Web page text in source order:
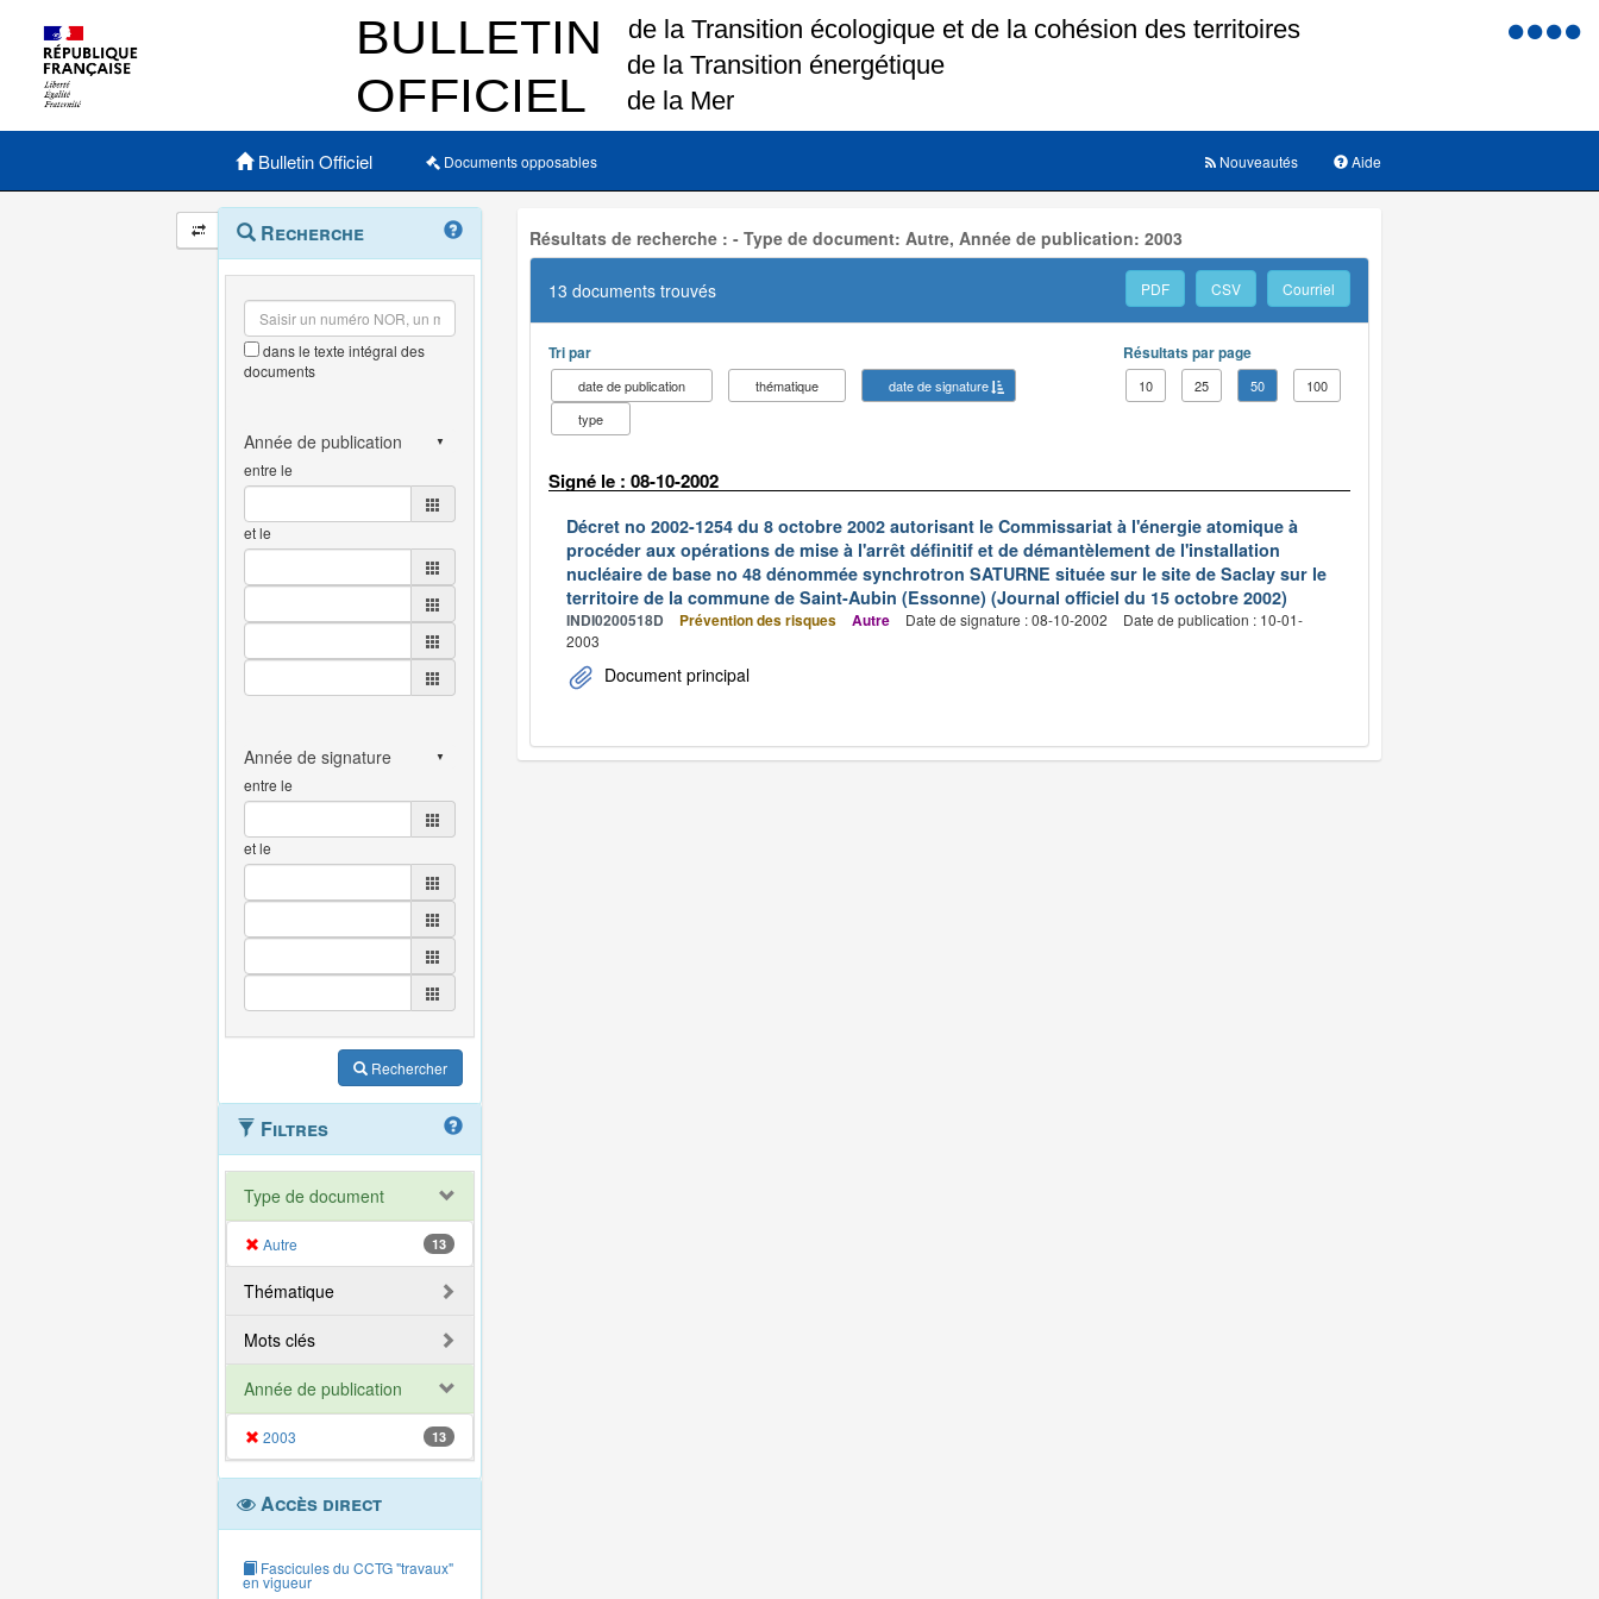
Menu
Menu principal
Bulletin Officiel Documents opposables Aide
Nouveautés
Navigation
et
outils
annexes
Menu
contextuel
Recherche
dans le texte intégral des
documents
entre le
et le
entre le
et le
Rechercher
Filtres
Type de document
Autre 13
Thématique
Mots clés
Année de publication
2003 13
Accès direct
Fascicules du CCTG "travaux"
en vigueur
Résultats de recherche : - Type de document: Autre, Année de publication: 2003
13 documents trouvés PDF CSV Courriel
Tri par
date de publication thématique
date de signature
type
Résultats par page
10 25 50 100
Signé le : 08-10-2002
Décret no 2002-1254 du 8 octobre 2002 autorisant le Commissariat à l'énergie atomique à
procéder aux opérations de mise à l'arrêt définitif et de démantèlement de l'installation
nucléaire de base no 48 dénommée synchrotron SATURNE située sur le site de Saclay sur le
territoire de la commune de Saint-Aubin (Essonne) (Journal officiel du 15 octobre 2002)
INDI0200518D Prévention des risques Autre Date de signature : 08-10-2002
Date de publication : 10-01-
2003
Document principal